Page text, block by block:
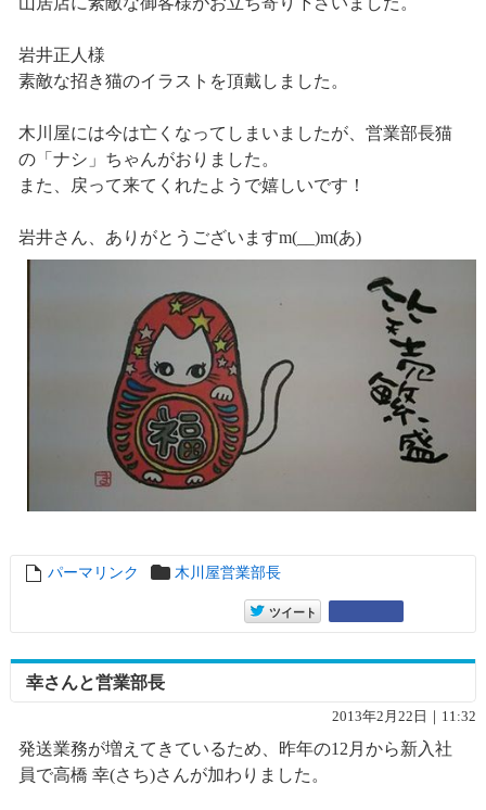
岩井正人様
素敵な招き猫のイラストを頂戴しました。
木川屋には今は亡くなってしまいましたが、営業部長猫
の「ナシ」ちゃんがおりました。
また、戻って来てくれたようで嬉しいです！
岩井さん、ありがとうございますm(__)m(あ)
entry9427
パーマリンク 木川屋営業部長
entry9427
ツイート
幸さんと営業部長
2013年2月22日｜11:32
発送業務が増えてきているため、昨年の12月から新入社
員で高橋 幸(さち)さんが加わりました。